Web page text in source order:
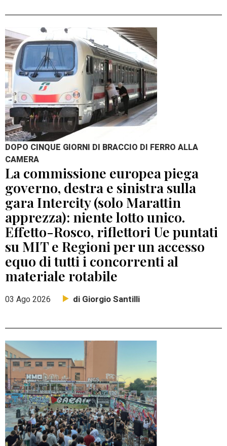
DOPO CINQUE GIORNI DI BRACCIO DI FERRO ALLA
CAMERA
La commissione europea piega
governo, destra e sinistra sulla
gara Intercity (solo Marattin
apprezza): niente lotto unico.
Effetto-Rosco, riflettori Ue puntati
su MIT e Regioni per un accesso
equo di tutti i concorrenti al
materiale rotabile
03 Ago 2026 di Giorgio Santilli